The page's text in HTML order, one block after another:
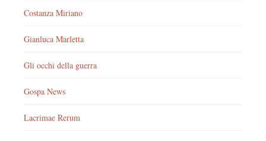
Costanza Miriano
Gianluca Marletta
Gli occhi della guerra
Gospa News
Lacrimae Rerum